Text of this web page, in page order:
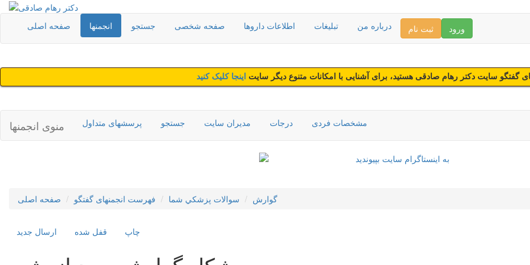
صفحه اصلی انجمنها جستجو صفحه شخصی اطلاعات داروها تبلیغات درباره من ثبت نام ورود
گفتگو سایت دکتر رهام صادقی هستید، برای آشنایی با امکانات متنوع دیگر سایت اینجا کلیک کنید
منوی انجمنها پرسشهای متداول جستجو مدیران سایت درجات مشخصات فردی
صفحه اصلی فهرست انجمنهای گفتگو سوالات پزشکي شما گوارش
ارسال جديد قفل شده چاپ